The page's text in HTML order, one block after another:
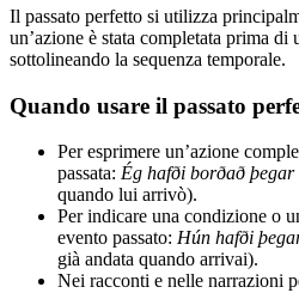
Il passato perfetto si utilizza
un’azione è stata completata prima di
sottolineando la sequenza temporale.
Quando usare il passato
Per esprimere un’azione
passata: Ég hafði borðað þegar
quando lui arrivò).
Per indicare una condizione o
evento passato: Hún hafði
già andata quando arrivai).
Nei racconti e nelle narrazioni